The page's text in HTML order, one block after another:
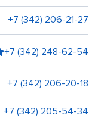
+7 (342) 206-21-27
+7 (342) 248-62-54
+7 (342) 206-20-18
+7 (342) 205-54-34